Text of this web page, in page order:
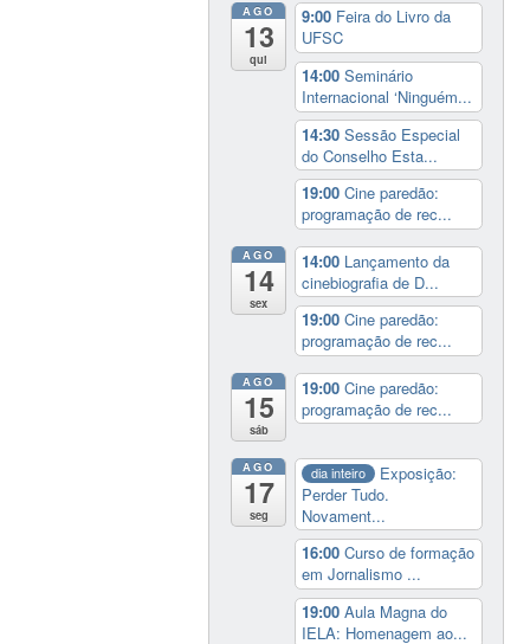
AGO
13
qui
9:00 Feira do Livro da
UFSC
14:00Seminário
Internacional ‘Ninguém...
14:30Sessão Especial
do Conselho Esta...
19:00Cine paredão:
programação de rec...
AGO
14
sex
14:00 Lançamento da
cinebiografia de D...
19:00Cine paredão:
programação de rec...
AGO
15
sáb
19:00Cine paredão:
programação de rec...
AGO
17
seg
dia inteiro
Exposição:
Perder Tudo.
Novament...
16:00Curso de formação
em Jornalismo ...
19:00Aula Magna do
IELA: Homenagem ao...